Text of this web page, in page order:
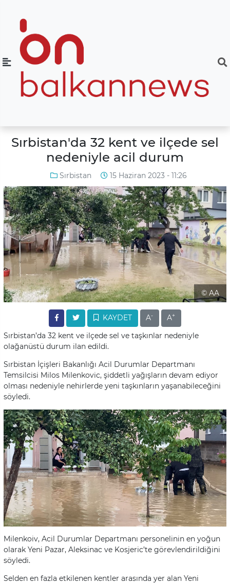
Sırbistan'da 32 kent ve ilçede sel
nedeniyle acil durum
Sırbistan 15 Haziran 2023 - 11:26
© AA
KAYDET A- A+
Sırbistan’da 32 kent ve ilçede sel ve taşkınlar nedeniyle
olağanüstü durum ilan edildi.
Sırbistan İçişleri Bakanlığı Acil Durumlar Departmanı
Temsilcisi Milos Milenkovic, şiddetli yağışların devam ediyor
olması nedeniyle nehirlerde yeni taşkınların yaşanabileceğini
söyledi.
Milenkoiv, Acil Durumlar Departmanı personelinin en yoğun
olarak Yeni Pazar, Aleksinac ve Kosjeric’te görevlendirildiğini
söyledi.
Selden en fazla etkilenen kentler arasında yer alan Yeni